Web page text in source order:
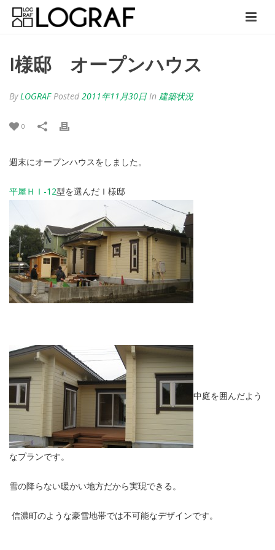
I様邸 オープンハウス
ByLOGRAF Posted 2011年11月30日 In 建築状況
0
週末にオープンハウスをしました。
平屋ＨＩ-12型を選んだＩ様邸
中庭を囲んだよう
なプランです。
雪の降らない暖かい地方だから実現できる。
信濃町のような豪雪地帯では不可能なデザインです。